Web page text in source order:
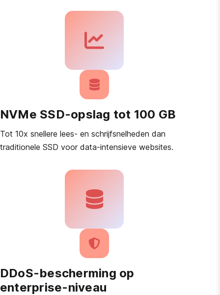
NVMe SSD-opslag tot 100 GB
Tot 10x snellere lees- en schrijfsnelheden dan
traditionele SSD voor data-intensieve websites.
DDoS-bescherming op
enterprise-niveau